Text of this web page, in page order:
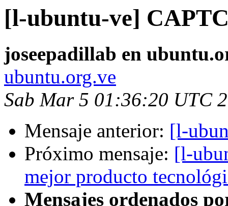
[l-ubuntu-ve]
joseepadillab en
ubuntu.org.ve
Sab Mar 5 01:36:20 UTC
Mensaje anterior: [l-
Próximo mensaje: [l-
mejor producto
Mensajes ordenados